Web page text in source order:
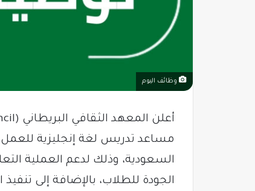
وظائف اليوم
مساعد تدريس لغة إنجليزية للعمل
السعودية، وذلك لدعم العملية
الجودة للطلاب، بالإضافة إلى تنفيذ